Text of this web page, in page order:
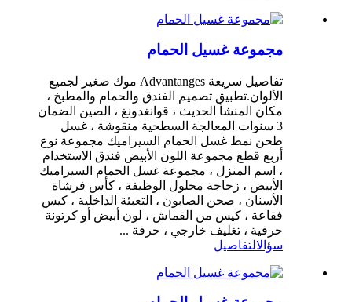
مجموعة غسيل الحمام
تفاصيل سريعة Advantanges موك صغير لجميع
الألوان.تطبيق تصميم الفندق والحمام والمطبخ ،
مكان المنشأ الحديث ، قوانغدونغ ، الصين الضمان
3 سنوات المعالجة السطحية منقوشة ، غسل
طحن نمط غسل الحمام السيراميك مجموعة نوع
أربع قطع مجموعة اللون الأبيض فندق الاستخدام
، اسم المنزل ، مجموعة غسل الحمام السيراميك
الأبيض ، زجاجة محلول الوظيفة ، كأس فرشاة
الأسنان ، صحن الصابون ، التعبئة الداخلية ، كيس
فقاعة ، كيس من القماش ، لون أبيض أو كرتونة
حرفية ، تغليف خارجي ، حرفة ...
سؤالالتفاصيل